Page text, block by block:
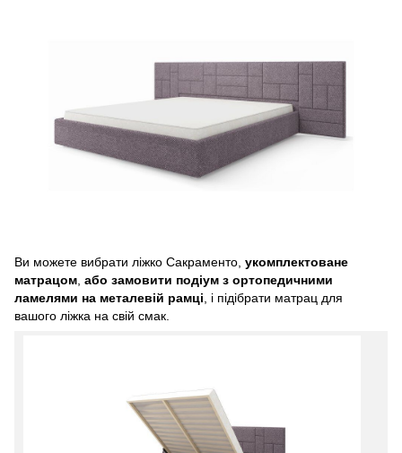
Ви можете вибрати ліжко Сакраменто, укомплектоване
матрацом або замовити подіум з ортопедичними
ламелями на металевій рамці , і підібрати матрац для
вашого ліжка на свій смак.